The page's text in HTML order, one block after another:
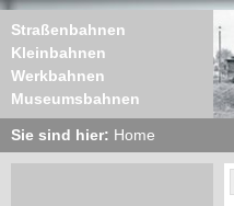
Straßenbahnen
Kleinbahnen
Werkbahnen
Museumsbahnen
Sie sind hier: Home